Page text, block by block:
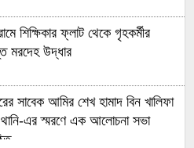
শিক্ষিকার ফ্লাট থেকে গৃহকর্মীর
মরদেহ উদ্ধার
সাবেক আমির শেখ হামাদ বিন খালিফা
এর স্মরণে এক আলোচনা সভা